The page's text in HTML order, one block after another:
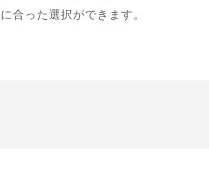
合った選択ができます。